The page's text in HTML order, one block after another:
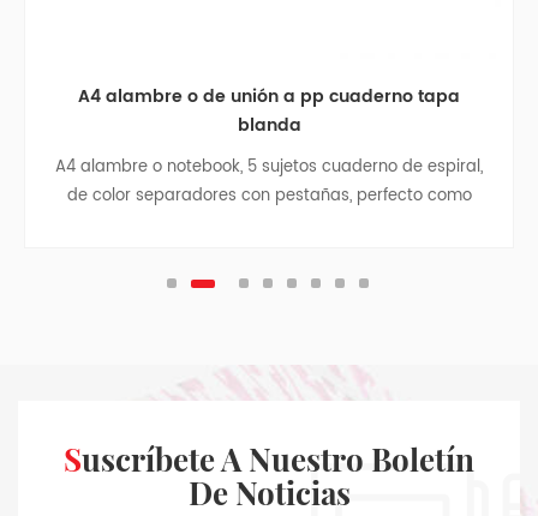
A4 alambre o de unión a pp cuaderno tapa
blanda
A4 alambre o notebook, 5 sujetos cuaderno de espiral,
de color separadores con pestañas, perfecto como
revistas.
Suscríbete A Nuestro Boletín
De Noticias